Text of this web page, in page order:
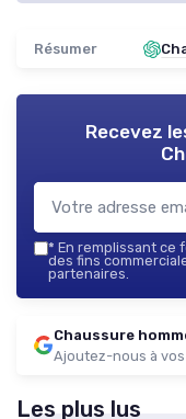
Résumer
Recevez
* En remplissant ce
des fins
partenaires.
Chaussure
Ajoutez-nous à
Les plus lus